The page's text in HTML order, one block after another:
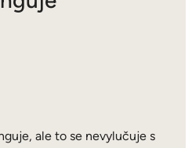
ale to se nevylučuje s